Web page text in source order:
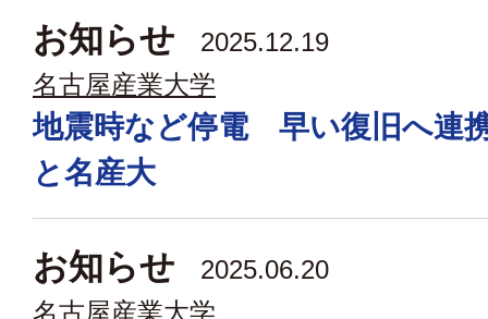
お知らせ
2025.12.19
名古屋産業大学
地震時など停電 早い復旧へ連
と名産大
お知らせ
2025.06.20
名古屋産業大学